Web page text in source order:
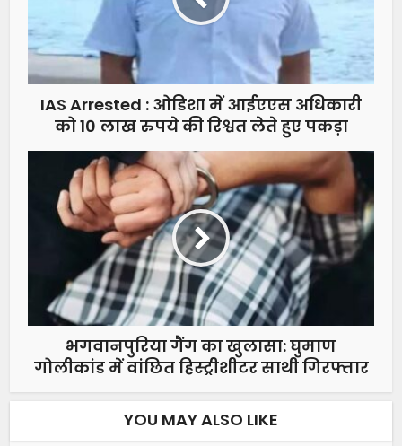
IAS Arrested : ओडिशा में आईएएस अधिकारी
को 10 लाख रुपये की रिश्वत लेते हुए पकड़ा
भगवानपुरिया गैंग का खुलासा: घुमाण
गोलीकांड में वांछित हिस्ट्रीशीटर साथी गिरफ्तार
YOU MAY ALSO LIKE